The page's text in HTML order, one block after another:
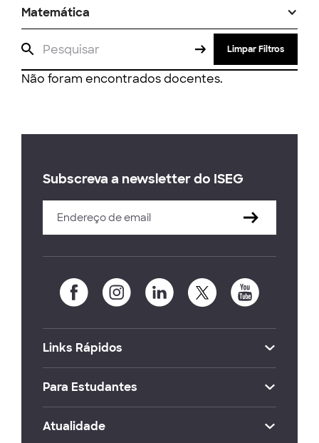
Matemática
Limpar Filtros
Não foram encontrados docentes.
Subscreva a newsletter do ISEG
Links Rápidos
Para Estudantes
Atualidade